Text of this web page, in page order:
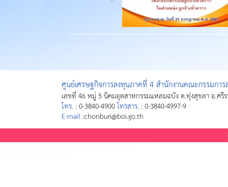
ศูนย์เศรษฐกิจการลงทุนภาคที่ 4 สำนักงานคณะกรรมการ
เลขที่ 46 หมู่ 5 นิคมอุตสาหกรรมแหลมฉบัง ต.ทุ่งสุขลา อ.ศรี
โทร. :0-3840-4900โทรสาร. :0-3840-4997-9
E-mail :chonburi@boi.go.th